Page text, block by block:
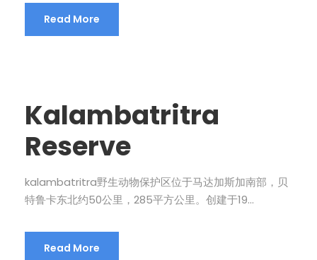
Read More
Kalambatritra
Reserve
kalambatritra野生动物保护区位于马达加斯加南部，贝
特鲁卡东北约50公里，285平方公里。创建于19...
Read More